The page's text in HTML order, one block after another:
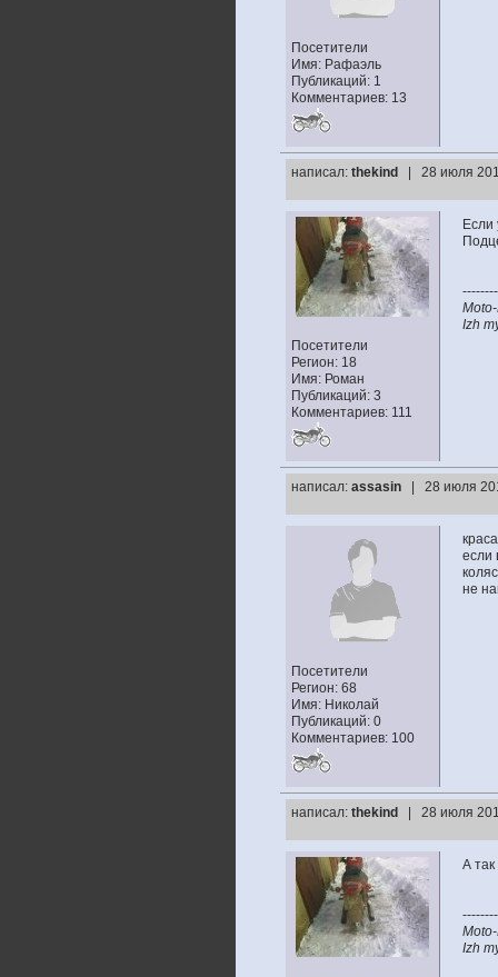
Посетители
Имя: Рафаэль
Публикаций: 1
Комментариев: 13
написал: thekind | 28 июля
Посетители
Регион: 18
Имя: Роман
Публикаций: 3
Комментариев: 111
Если
Izh
написал: assasin | 28 июля
Посетители
Регион: 68
Имя: Николай
Публикаций: 0
Комментариев: 100
если
не
написал: thekind | 28 июля
А
Izh